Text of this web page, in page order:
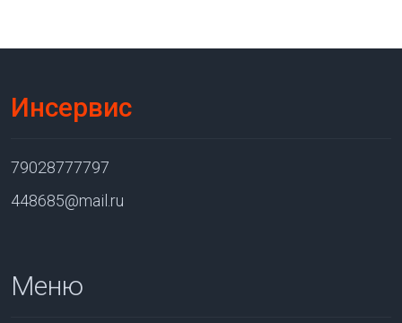
Инсервис
79028777797
448685@mail.ru
Меню